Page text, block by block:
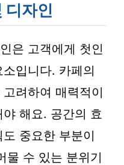
디자인
은 고객에게 첫인
입니다. 카페의
려하여 매력적이
해요. 공간의 효
중요한 부분이
물 수 있는 분위기